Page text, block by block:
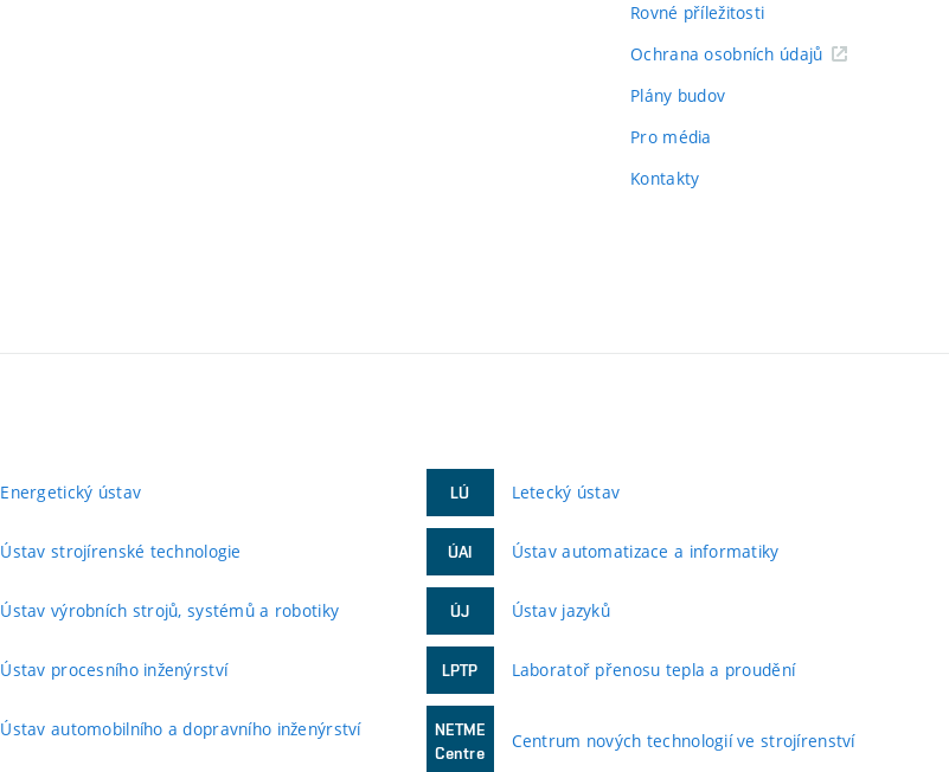
Rovné příležitosti
Ochrana osobních údajů
Plány budov
Pro média
Kontakty
Energetický ústav
Ústav strojírenské technologie
Ústav výrobních strojů, systémů a robotiky
Ústav procesního inženýrství
Ústav automobilního a dopravního inženýrství
LÚ Letecký ústav
ÚAI Ústav automatizace a informatiky
ÚJ Ústav jazyků
LPTP Laboratoř přenosu tepla a proudění
NETME
Centre
Centrum nových technologií ve strojírenství